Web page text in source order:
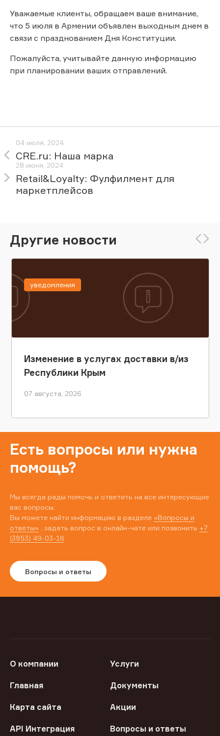
Уважаемые клиенты, обращаем ваше внимание,
что 5 июля в Армении объявлен выходным днем в
связи с празднованием Дня Конституции.
Пожалуйста, учитывайте данную информацию
при планировании ваших отправлений.
04 июля, 2024
CRE.ru: Наша марка
28 июня, 2024
Retail&Loyalty: Фулфилмент для
маркетплейсов
Другие новости
Изменение в услугах доставки в/из
Республики Крым
07 августа, 2026
уведомления
Есть вопросы или нужна
помощь?
Мы всегда рады помочь и ответить на все интересующие
вас вопросы.
Вы можете найти информацию в разделе «Вопросы и
ответы» , задать вопрос в онлайн-чате или позвонить +7
(3953) 49-03-16
Вопросы и ответы
О компании Услуги
Главная Документы
Карта сайта Акции
API Интеграция Вопросы и ответы